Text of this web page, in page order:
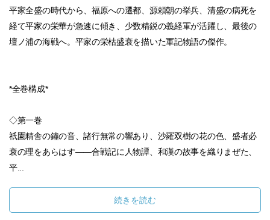
平家全盛の時代から、福原への遷都、源頼朝の挙兵、清盛の病死を
経て平家の栄華が急速に傾き、少数精鋭の義経軍が活躍し、最後の
壇ノ浦の海戦へ。平家の栄枯盛衰を描いた軍記物語の傑作。
*全巻構成*
◇第一巻
祇園精舎の鐘の音、諸行無常の響あり、沙羅双樹の花の色、盛者必
衰の理をあらはす——合戦記に人物譚、和漢の故事を織りまぜた、
平...
続きを読む